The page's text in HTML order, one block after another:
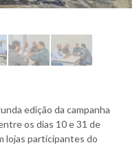
edição da campanha
os dias 10 e 31 de
lojas participantes do